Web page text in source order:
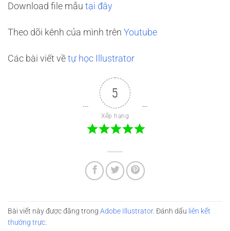
Download file mẫu tại đây
Theo dõi kênh của mình trên Youtube
Các bài viết về tự học Illustrator
5
Xếp hạng
Bài viết này được đăng trong Adobe Illustrator. Đánh dấu liên kết
thường trực